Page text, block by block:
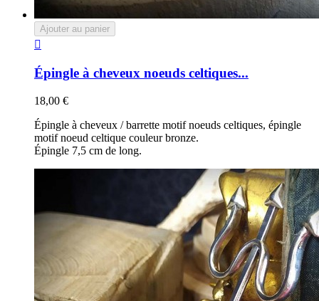
Ajouter au panier

Épingle à cheveux noeuds celtiques...
18,00 €
Épingle à cheveux / barrette motif noeuds celtiques, épingle
motif noeud celtique couleur bronze.
Épingle 7,5 cm de long.